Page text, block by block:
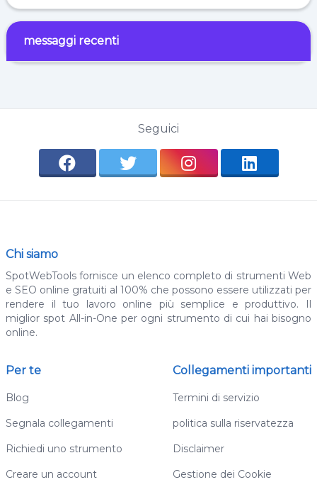
messaggi recenti
Seguici
Chi siamo
SpotWebTools fornisce un elenco completo di strumenti Web
e SEO online gratuiti al 100% che possono essere utilizzati per
rendere il tuo lavoro online più semplice e produttivo. Il
miglior spot All-in-One per ogni strumento di cui hai bisogno
online.
Per te
Blog
Segnala collegamenti
Richiedi uno strumento
Creare un account
Collegamenti importanti
Termini di servizio
politica sulla riservatezza
Disclaimer
Gestione dei Cookie